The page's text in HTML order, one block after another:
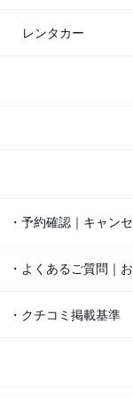
レンタカー
・予約確認｜キャン
・よくあるご質問｜
・クチコミ掲載基準